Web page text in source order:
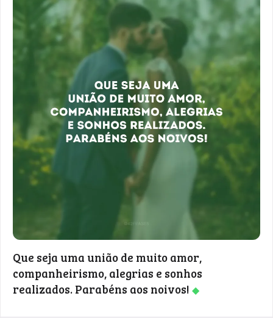
Que seja uma união de muito amor,
companheirismo, alegrias e sonhos
realizados. Parabéns aos noivos! ◆